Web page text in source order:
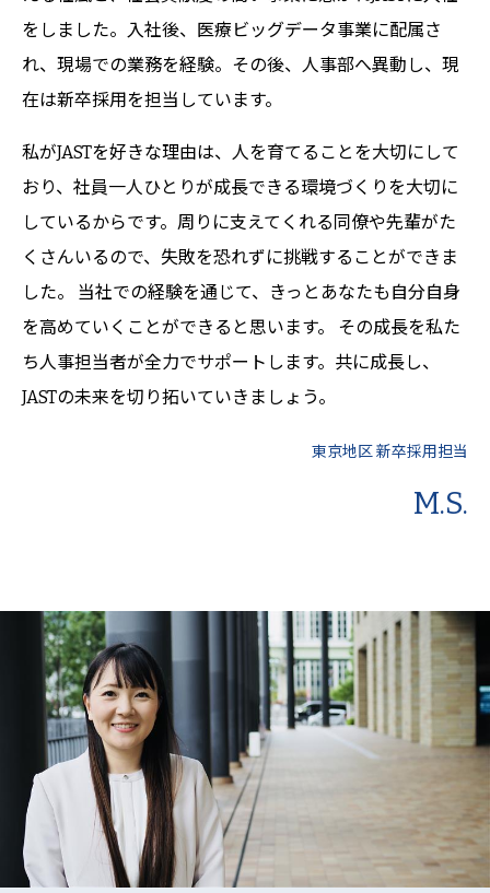
をしました。入社後、医療ビッグデータ事業に配属さ
れ、現場での業務を経験。その後、人事部へ異動し、現
在は新卒採用を担当しています。
私がJASTを好きな理由は、人を育てることを大切にして
おり、社員一人ひとりが成長できる環境づくりを大切に
しているからです。周りに支えてくれる同僚や先輩がた
くさんいるので、失敗を恐れずに挑戦することができま
した。 当社での経験を通じて、きっとあなたも自分自身
を高めていくことができると思います。 その成長を私た
ち人事担当者が全力でサポートします。共に成長し、
JASTの未来を切り拓いていきましょう。
東京地区 新卒採用担当
M.S.